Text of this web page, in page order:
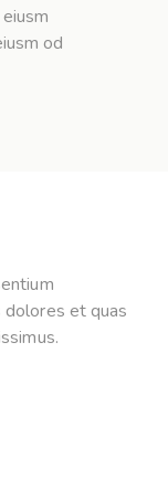
od
et quas